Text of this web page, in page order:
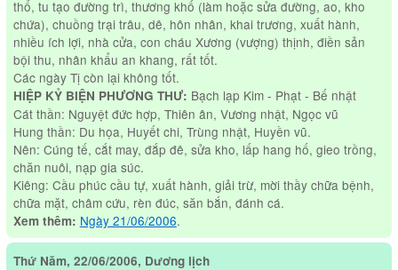
thổ, tu tạo đường trì, thương khố (làm hoặc sửa đường, ao, kho
chứa), chuồng trại trâu, dê, hôn nhân, khai trương, xuất hành,
nhiều ích lợi, nhà cửa, con cháu Xương (vượng) thịnh, điền sản
bội thu, nhân khẩu an khang, rất tốt.
Các ngày Tị còn lại không tốt.
HIỆP KỶ BIỆN PHƯƠNG THƯ: Bạch lạp Kim - Phạt - Bế nhật
Cát thần: Nguyệt đức hợp, Thiên ân, Vương nhật, Ngọc vũ
Hung thần: Du họa, Huyết chi, Trùng nhật, Huyền vũ.
Nên: Cúng tế, cắt may, đắp đê, sửa kho, lấp hang hố, gieo trồng,
chăn nuôi, nạp gia súc.
Kiêng: Cầu phúc cầu tự, xuất hành, giải trừ, mời thầy chữa bệnh,
chữa mặt, châm cứu, rèn đúc, săn bắn, đánh cá.
Xem thêm: Ngày 21/06/2006.
Thứ Năm, 22/06/2006, Dương lịch